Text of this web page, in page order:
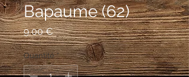
Bapaume (62)
9,00 €Prix
Quantité *